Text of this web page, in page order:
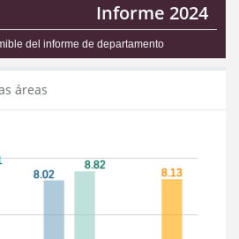
Informe 2024
del informe de departamento
áreas